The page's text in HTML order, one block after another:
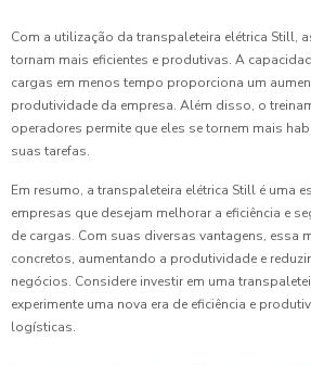
Com a utilização da transpaleteira elétrica Still,
tornam mais eficientes e produtivas. A
cargas em menos tempo proporciona um
produtividade da empresa. Além disso, o
operadores permite que eles se tornem mais
suas tarefas.
Em resumo, a transpaleteira elétrica Still é uma
empresas que desejam melhorar a eficiência e
de cargas. Com suas diversas vantagens, essa
concretos, aumentando a produtividade e
negócios. Considere investir em uma
experimente uma nova era de eficiência e
logísticas.